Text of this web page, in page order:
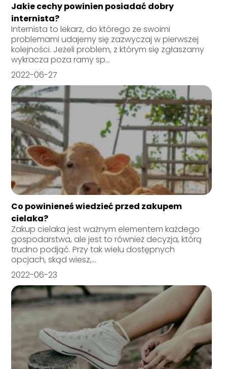
Jakie cechy powinien posiadać dobry
internista?
Internista to lekarz, do którego ze swoimi
problemami udajemy się zazwyczaj w pierwszej
kolejności. Jeżeli problem, z którym się zgłaszamy
wykracza poza ramy sp...
2022-06-27
Co powinieneś wiedzieć przed zakupem
cielaka?
Zakup cielaka jest ważnym elementem każdego
gospodarstwa, ale jest to również decyzja, którą
trudno podjąć. Przy tak wielu dostępnych
opcjach, skąd wiesz,...
2022-06-23